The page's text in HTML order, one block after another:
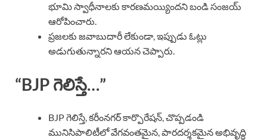
భూమి స్వాధీనాలకు కారణమయ్యిందని బండి సంజయ్
ఆరోపించారు.
ప్రజలకు జవాబుదారీ లేకుండా, ఇప్పుడు ఓట్లు
అడుగుతున్నారని ఆయన చెప్పారు.
“BJP గెలిస్తే…”
BJP గెలిస్తే, కరీంనగర్ కార్పొరేషన్, చొప్పడండి
మునిసిపాలిటీలో వేగవంతమైన, పారదర్శకమైన అభివృద్ధి